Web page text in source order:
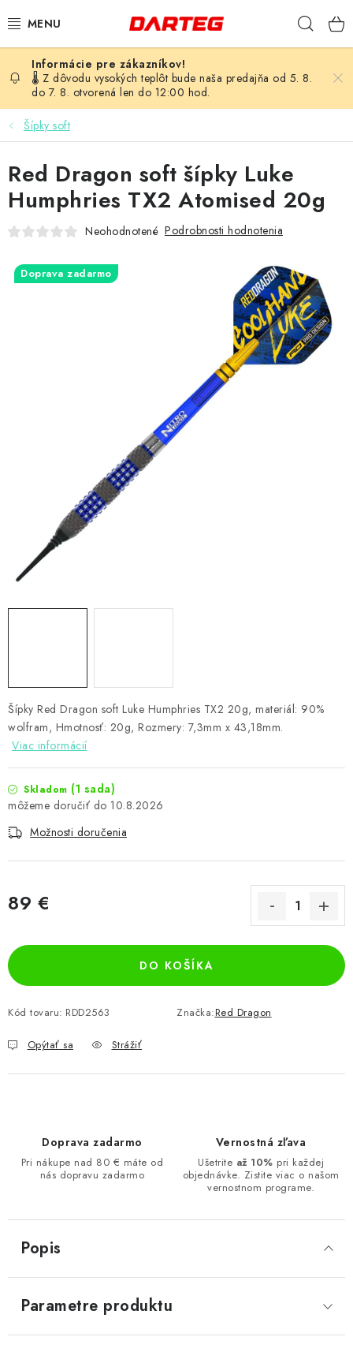
na
ŠÍPKY
TERČE
LETKY
NÁSADKY
HROTY
TERČE A ŠÍPKY
DARČEKOVÉ POUKAZY
🌡️ Z dôvodu vysokých teplôt bude naša predajňa od 5. 8.
do 7. 8. otvorená len do 12:00 hod.
Šípky soft
Šípky Red Dragon soft Luke Humphries TX2 20g, materiál: 90%
wolfram, Hmotnosť: 20g, Rozmery: 7,3mm x 43,18mm.
Viac informácií
Skladom (1 sada)
10.8.2026
Možnosti doručenia
89 €
DO KOŠÍKA
Kód tovaru: RDD2563 Značka:Red Dragon
Opýtať sa Strážiť
Red Dragon soft šípky Luke
Humphries TX2 Atomised 20g
Neohodnotené Podrobnosti hodnotenia
Doprava zadarmo
Doprava zadarmo
Pri nákupe nad 80 € máte od
nás dopravu zadarmo
Vernostná zľava
Ušetrite až 10% pri každej
objednávke. Zistite viac o našom
vernostnom programe.
Popis
Parametre produktu